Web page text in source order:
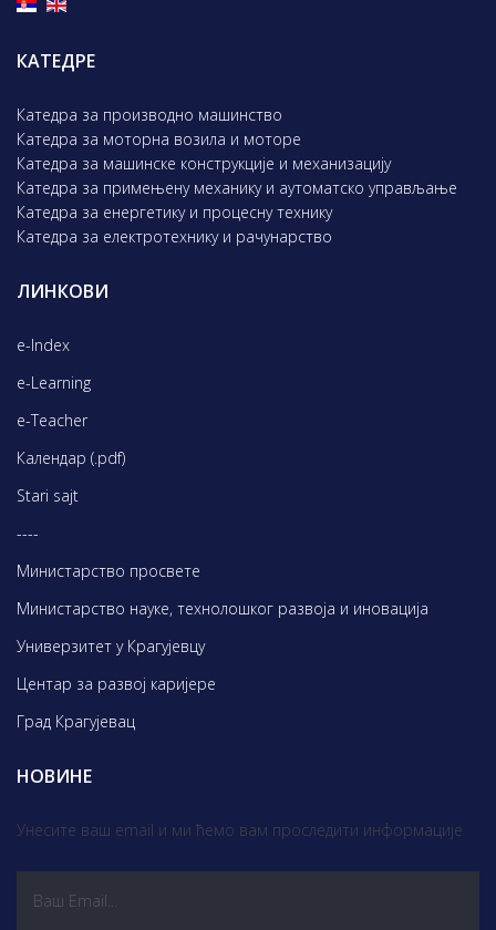
КАТЕДРЕ
Катедра за производно машинство
Катедра за моторна возила и моторе
Катедра за машинске конструкције и механизацију
Катедра за примењену механику и аутоматско управљање
Катедра за енергетику и процесну технику
Катедра за електротехнику и рачунарство
ЛИНКОВИ
e-Index
e-Learning
e-Teacher
Календар (.pdf)
Stari sajt
----
Министарство просвете
Министарство науке, технолошког развоја и иновација
Универзитет у Крагујевцу
Центар за развој каријере
Град Крагујевац
НОВИНЕ
Унесите ваш email и ми ћемо вам проследити информације